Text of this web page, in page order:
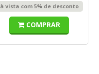
à vista com 5% de desconto
COMPRAR